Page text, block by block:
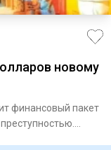
новому
финансовый пакет